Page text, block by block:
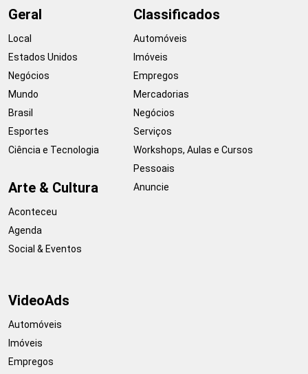
Geral
Local
Estados Unidos
Negócios
Mundo
Brasil
Esportes
Ciência e Tecnologia
Arte & Cultura
Aconteceu
Agenda
Social & Eventos
Classificados
Automóveis
Imóveis
Empregos
Mercadorias
Negócios
Serviços
Workshops, Aulas e Cursos
Pessoais
Anuncie
VideoAds
Automóveis
Imóveis
Empregos